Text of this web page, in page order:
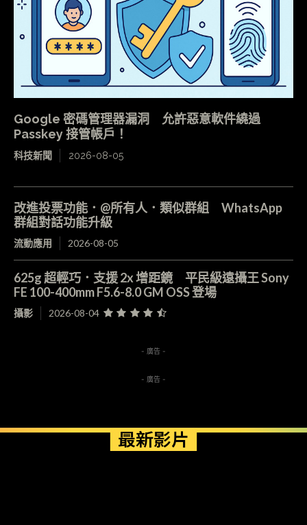
Google 密碼管理器漏洞 允許惡意軟件繞過
Passkey 接管帳戶！
科技新聞 2026-08-05
改進投票功能．@所有人．類似群組 WhatsApp
群組對話功能升級
流動應用 2026-08-05
625g 超輕巧．支援 2x 增距鏡 平民級遠攝王 Sony
FE 100-400mm F5.6-8.0 GM OSS 登場
攝影 2026-08-04
- 廣告 -
- 廣告 -
最新影片